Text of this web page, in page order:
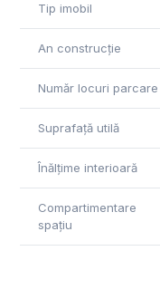
– Curent trifazat
– Acces TIR direct
– Utilaje pentru
Avantaj major:
Tip imobil
An construcție
Număr locuri parcare
Suprafață utilă
Înălțime interioară
Compartimentare
spațiu